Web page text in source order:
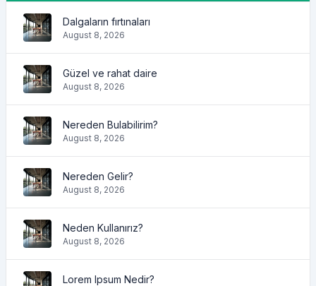
Dalgaların fırtınaları
August 8, 2026
Güzel ve rahat daire
August 8, 2026
Nereden Bulabilirim?
August 8, 2026
Nereden Gelir?
August 8, 2026
Neden Kullanırız?
August 8, 2026
Lorem Ipsum Nedir?